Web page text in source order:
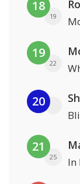
18
19
19
22
20
21
25 In